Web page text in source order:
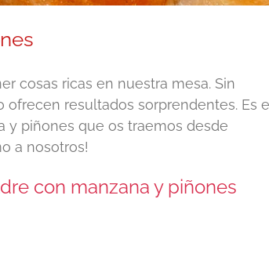
cosas ricas en nuestra mesa. Sin
resultados sorprendentes. Es
y piñones que os traemos desde
a nosotros!
con manzana y piñones